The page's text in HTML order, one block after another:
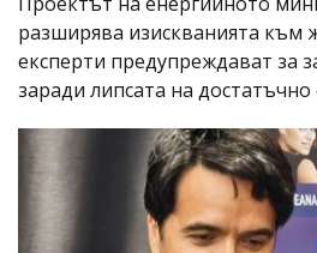
разширява изискванията към
експерти предупреждават за
заради липсата на